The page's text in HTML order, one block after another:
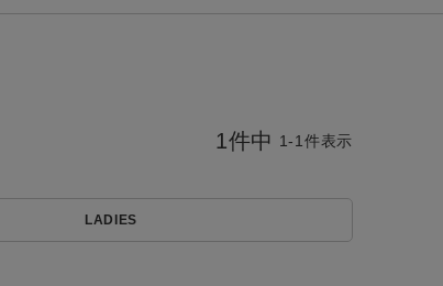
BINGOYAについて
LADIES
1件中 1-1件表示